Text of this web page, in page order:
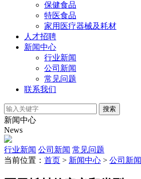
保健食品
特医食品
家用医疗器械及耗材
人才招聘
新闻中心
行业新闻
公司新闻
常见问题
联系我们
搜索
新闻中心
News
行业新闻 公司新闻 常见问题
当前位置： 首页 > 新闻中心 > 公司新闻